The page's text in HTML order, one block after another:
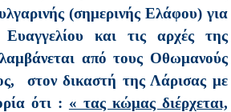
(σημερινής Ελάφου) για
Ευαγγελίου και τις αρχές της
από τους Οθωμανούς
στον δικαστή της Λάρισας με
ότι : « τας κώμας διέρχεται,